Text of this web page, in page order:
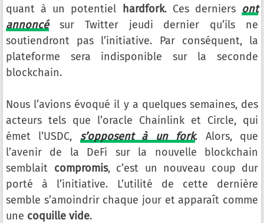
quant à un potentiel
hardfork. Ces derniers ont
annoncésur Twitter jeudi dernier qu’ils ne
soutiendront pas l’initiative. Par conséquent, la
plateforme sera indisponible sur la seconde
blockchain.
Nous l’avions évoqué il y a quelques semaines, des
acteurs tels que l’oracle Chainlink et Circle, qui
émet l’USDC, s’opposent à un fork. Alors, que
l’avenir de la DeFi sur la nouvelle blockchain
semblait compromis, c’est un nouveau coup dur
porté à l’initiative. L’utilité de cette dernière
semble s’amoindrir chaque jour et apparaît comme
une coquille vide.